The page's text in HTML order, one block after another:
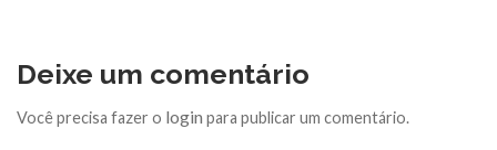
Deixe um comentário
Você precisa fazer o login para publicar um comentário.